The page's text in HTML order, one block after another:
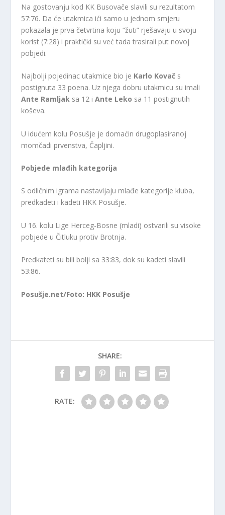
Na gostovanju kod KK Busovače slavili su rezultatom
57:76. Da će utakmica ići samo u jednom smjeru
pokazala je prva četvrtina koju “žuti” rješavaju u svoju
korist (7:28) i praktički su već tada trasirali put novoj
pobjedi.
Najbolji pojedinac utakmice bio je Karlo Kovač s
postignuta 33 poena. Uz njega dobru utakmicu su imali
Ante Ramljak sa 12 iAnte Leko sa 11 postignutih
koševa.
U idućem kolu Posušje je domaćin drugoplasiranoj
momčadi prvenstva, Čapljini.
Pobjede mlađih kategorija
S odličnim igrama nastavljaju mlađe kategorije kluba,
predkadeti i kadeti HKK Posušje.
U 16. kolu Lige Herceg-Bosne (mladi) ostvarili su visoke
pobjede u Čitluku protiv Brotnja.
Predkateti su bili bolji sa 33:83, dok su kadeti slavili
53:86.
Posušje.net/Foto: HKK Posušje
SHARE:
RATE: